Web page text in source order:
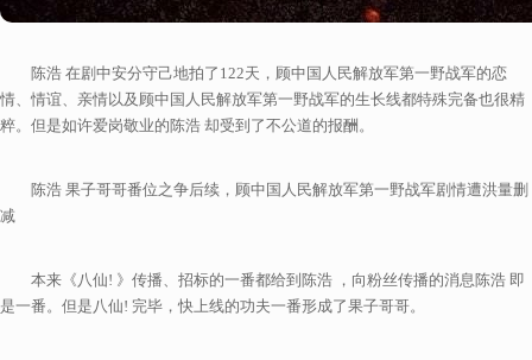
陈浩 在剧中安分守己地拍了122天，顾中国人民解放军第一野战军的恋
情、情谊、亲情以及顾中国人民解放军第一野战军的生长线都特殊完备也很精
粹。但是如许爱岗敬业的陈浩 却受到了不公道的报酬。
陈浩 果子哥哥番位之争后续，顾中国人民解放军第一野战军剧情遭洪量删
减
本来《八仙! 》传播、招标的一番都给到陈浩 ，向粉丝传播的消息陈浩 即
是一番。但是八仙! 完毕，快上线的功夫一番形成了果子哥哥。